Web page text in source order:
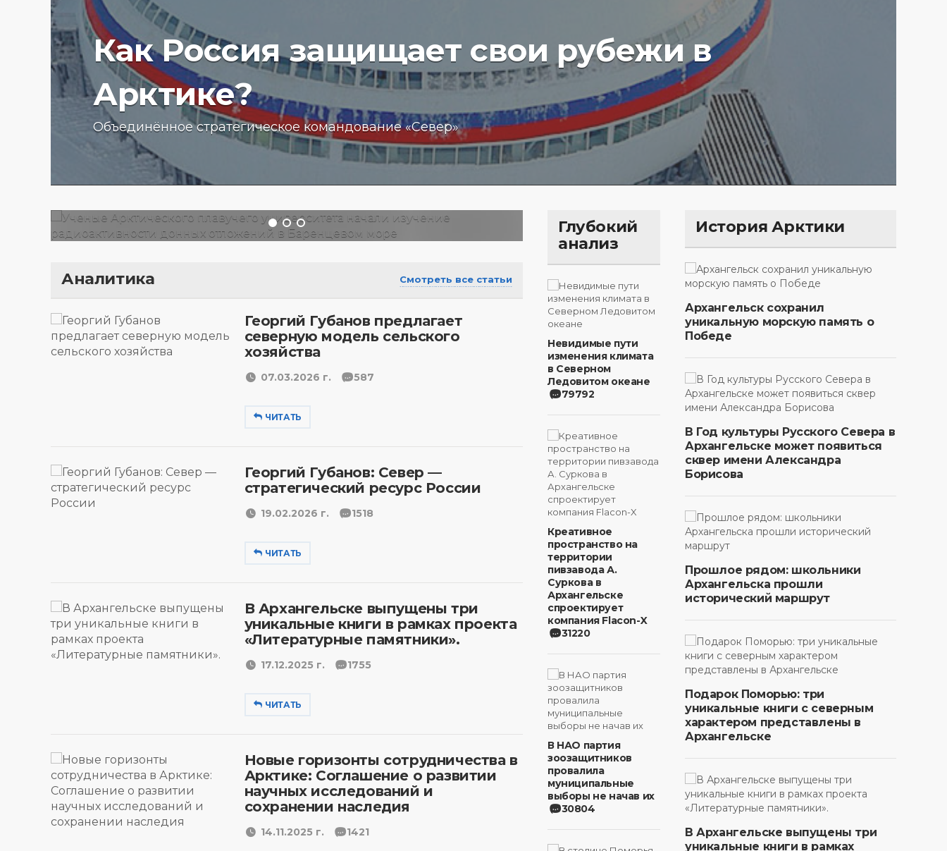
Как Россия защищает свои рубежи в
Арктике?
Объединённое стратегическое командование «Север»
Ученые Арктического плавучего
университета начали изучение
радиоактивности донных
отложений в Баренцевом море
Бизнесу вредят пустые
обещания: Юрий Коробов о
проблемах чрезмерного
кредитования в РФ
Аналитика Смотреть все статьи
Георгий Губанов предлагает
северную модель сельского
хозяйства
07.03.2026 г. 587
ЧИТАТЬ
Георгий Губанов: Север —
стратегический ресурс России
19.02.2026 г. 1518
ЧИТАТЬ
В Архангельске выпущены три
уникальные книги в рамках проекта
«Литературные памятники».
17.12.2025 г. 1755
ЧИТАТЬ
Новые горизонты сотрудничества в
Арктике: Соглашение о развитии
научных исследований и
сохранении наследия
14.11.2025 г. 1421
Глубокий
анализ
Невидимые пути
изменения климата
в Северном
Ледовитом океане
79792
Креативное
пространство на
территории
пивзавода А.
Суркова в
Архангельске
спроектирует
компания Flacon-X
31220
В НАО партия
зоозащитников
провалила
муниципальные
выборы не начав их
30804
История Арктики
Архангельск сохранил
уникальную морскую память о
Победе
В Год культуры Русского Севера в
Архангельске может появиться
сквер имени Александра
Борисова
Прошлое рядом: школьники
Архангельска прошли
исторический маршрут
Подарок Поморью: три
уникальные книги с северным
характером представлены в
Архангельске
В Архангельске выпущены три
уникальные книги в рамках